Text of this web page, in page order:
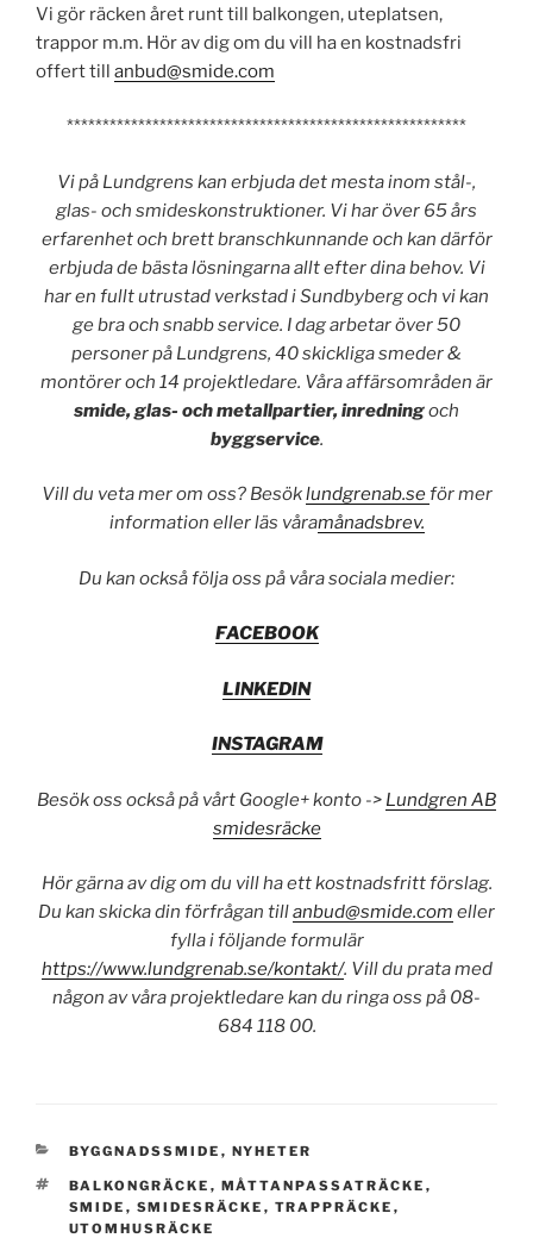
Vi gör räcken året runt till balkongen, uteplatsen,
trappor m.m. Hör av dig om du vill ha en kostnadsfri
offert till anbud@smide.com
********************************************************
Vi på Lundgrens kan erbjuda det mesta inom stål-,
glas- och smideskonstruktioner. Vi har över 65 års
erfarenhet och brett branschkunnande och kan därför
erbjuda de bästa lösningarna allt efter dina behov. Vi
har en fullt utrustad verkstad i Sundbyberg och vi kan
ge bra och snabb service. I dag arbetar över 50
personer på Lundgrens, 40 skickliga smeder &
montörer och 14 projektledare. Våra affärsområden är
smide, glas- och metallpartier, inredningoch
byggservice.
Vill du veta mer om oss? Besöklundgrenab.seför mer
information eller läs våramånadsbrev.
Du kan också följa oss på våra sociala medier:
FACEBOOK
LINKEDIN
INSTAGRAM
Besök oss också på vårt Google+ konto -> Lundgren AB
smidesräcke
Hör gärna av dig om du vill ha ett kostnadsfritt förslag.
Du kan skicka din förfrågan tillanbud@smide.com eller
fylla i följande formulär
https://www.lundgrenab.se/kontakt/. Vill du prata med
någon av våra projektledare kan du ringa oss på 08-
684 118 00.
KATEGORIER
BYGGNADSSMIDE , NYHETER
TAGGAR
BALKONGRÄCKE , MÅTTANPASSATRÄCKE ,
SMIDE , SMIDESRÄCKE , TRAPPRÄCKE ,
UTOMHUSRÄCKE